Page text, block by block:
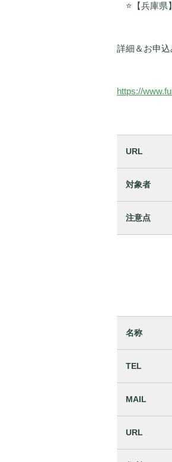
⭐【兵庫県
詳細＆お申
https://
URL
対象者
注意点
名称
TEL
MAIL
URL